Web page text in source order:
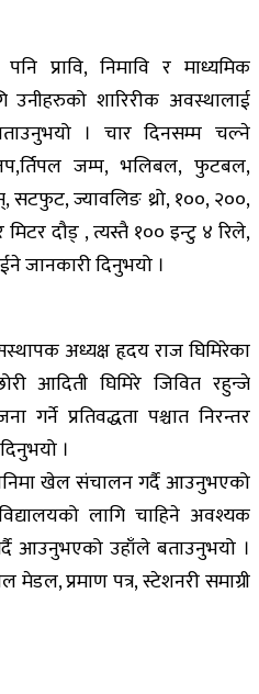
प्रावि, निमावि र माध्यमिक
उनीहरुको शारिरीक अवस्थालाई
। चार दिनसम्म चल्ने
जम्प, भलिबल, फुटबल,
सटफुट, ज्यावलिङ थ्रो, १००, २००,
दौड् , त्यस्तै १०० इन्टु ४ रिले,
जानकारी दिनुभयो ।
अध्यक्ष हृदय राज घिमिरेका
आदिती घिमिरे जिवित रहुन्जे
प्रतिवद्धता पश्चात निरन्तर
।
खेल संचालन गर्दै आउनुभएको
लागि चाहिने अवश्यक
आउनुभएको उहाँले बताउनुभयो ।
मेडल, प्रमाण पत्र, स्टेशनरी समाग्री